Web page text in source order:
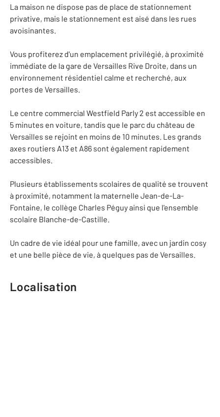
La maison ne dispose pas de place de stationnement
privative, mais le stationnement est aisé dans les rues
avoisinantes.
Vous profiterez d'un emplacement privilégié, à proximité
immédiate de la gare de Versailles Rive Droite, dans un
environnement résidentiel calme et recherché, aux
portes de Versailles.
Le centre commercial Westfield Parly 2 est accessible en
5 minutes en voiture, tandis que le parc du château de
Versailles se rejoint en moins de 10 minutes. Les grands
axes routiers A13 et A86 sont également rapidement
accessibles.
Plusieurs établissements scolaires de qualité se trouvent
à proximité, notamment la maternelle Jean-de-La-
Fontaine, le collège Charles Péguy ainsi que l'ensemble
scolaire Blanche-de-Castille.
Un cadre de vie idéal pour une famille, avec un jardin cosy
et une belle pièce de vie, à quelques pas de Versailles.
Localisation